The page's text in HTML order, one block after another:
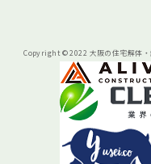
Copyright © 2022 大阪の住宅解体